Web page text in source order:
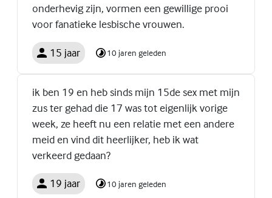
onderhevig zijn, vormen een gewillige prooi
voor fanatieke lesbische vrouwen.
15 jaar 10 jaren geleden
ik ben 19 en heb sinds mijn 15de sex met mijn
zus ter gehad die 17 was tot eigenlijk vorige
week, ze heeft nu een relatie met een andere
meid en vind dit heerlijker, heb ik wat
verkeerd gedaan?
19 jaar 10 jaren geleden